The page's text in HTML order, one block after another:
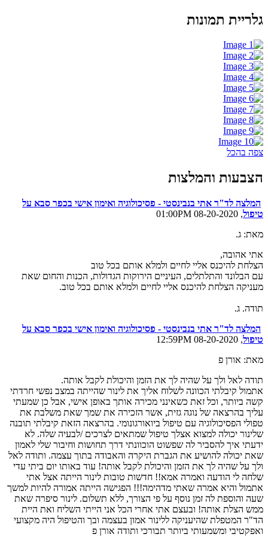
גלריית תמונות
צפה בהכל
הצבעות והמלצות
המלצה לד"ר אתי בנבינסטי - פסיכולוגיה ואימון אישי בכפר סבא על
טיפול, 08-20-2020 01:00PM
מאת: ג.
אתי אהובה,
הצלחת להיכנס אליי לחיים ולמלא אותם בכל טוב
עם הבלונד והתלתלים, העיניים הירוקות הגדולות, הכנות והחום שאת
מעניקה הצלחת להיכנס אליי לחיים ולמלא אותם בכל טוב.
תודה. ג.
המלצה לד"ר אתי בנבינסטי - פסיכולוגיה ואימון אישי בכפר סבא על
טיפול, 08-20-2020 12:59PM
מאת: אורן פ
תודה לאל ולך על שהיה לך את הזמן והיכולת לקבל אותה.
אתמול קיבלתי הכוונה לשלוח אליך את לינור שהייתה במצב נפשי חרדתי
קשה ביותר, וכל זאת כשאינני מכירה אותך באופן אישי, אבל כן שמעתי
עליך בהרצאה של נוגה גזית, אשר הזכירה את שמך שאת משלבת את
טפולי הפסיכולוגיה עם טיפול ביואורגונומי. בהרצאה הזאת קיבלתי תובנה
שלינור יכולה למצוא אצלך טיפול שמתאים לצרכים /לבעיה שלה. לא
ידעתי איך להסביר לה שפשוט הוכוונתי דרך תחושות וחיבור שלי לאמון
שאת יכולה להושיע את הגברת היקרה והאבודה בתוך עצמה. ותודה לאל
ולך על שהיה לך את הזמן והיכולת לקבל אותה! עוד באותו יום ביתי עדי
שלחה לי הודעה ואמרה אמא!! חדשות טובות לינור הייתה אצל אתי
אתמול והיא אמרה שאתי מדהימה!!! הפגישה הייתה אמורה להיות למשך
שעה והוספת לה זמן נוסף על פי הצורך, ללא תשלום. לינור סיפרה שאת
ממש הצלת אותה! ובעצם אתי אחרי הכל אני הייתי השליח ואת היית
הד"ר המטפלת שהיעניקה ללינור אמון בעצמה ובך והטיפול היה מקצועי
ואפקטיבי ומשמעותי ביותר תבורכי ותודה אורן פ